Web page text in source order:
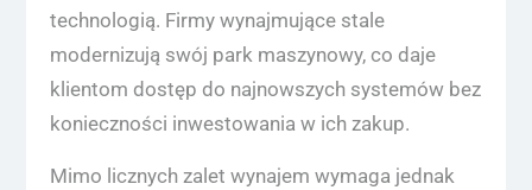
technologią. Firmy wynajmujące stale
modernizują swój park maszynowy, co daje
klientom dostęp do najnowszych systemów bez
konieczności inwestowania w ich zakup.
Mimo licznych zalet wynajem wymaga jednak